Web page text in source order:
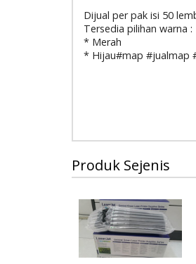
Dijual per pak isi 50
Tersedia pilihan warna :
* Merah
* Hijau#map #jualmap
Produk Sejenis